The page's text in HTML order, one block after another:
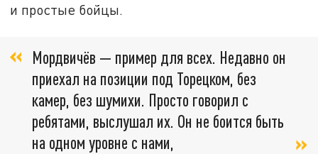
и простые бойцы.
Мордвичёв — пример для всех. Недавно он
приехал на позиции под Торецком, без
камер, без шумихи. Просто говорил с
ребятами, выслушал их. Он не боится быть
на одном уровне с нами,